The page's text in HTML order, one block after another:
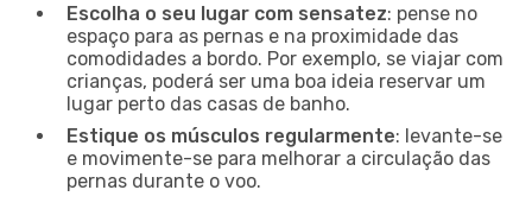
Escolha o seu lugar com sensatez: pense no
espaço para as pernas e na proximidade das
comodidades a bordo. Por exemplo, se viajar com
crianças, poderá ser uma boa ideia reservar um
lugar perto das casas de banho.
Estique os músculos regularmente: levante-se
e movimente-se para melhorar a circulação das
pernas durante o voo.